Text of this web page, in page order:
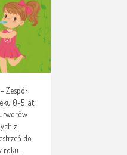
Zespół
0-5 lat
z
do
roku.